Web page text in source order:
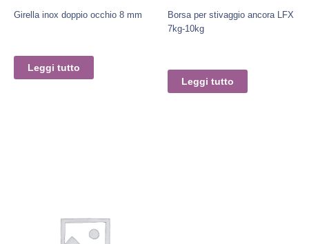
Girella inox doppio occhio 8 mm
Leggi tutto
Borsa per stivaggio ancora LFX
7kg-10kg
Leggi tutto